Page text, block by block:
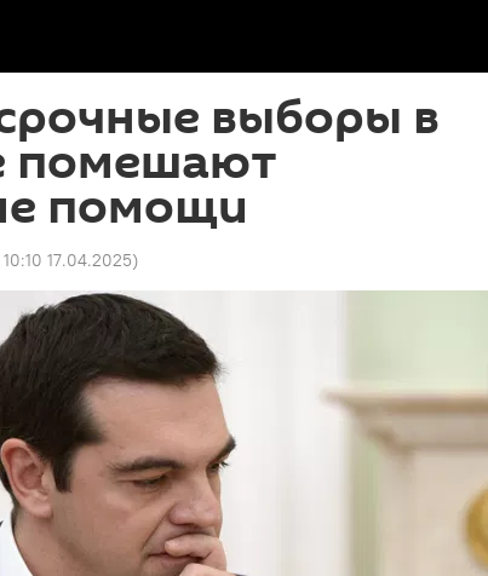
выборы в
помешают
помощи
10:10 17.04.2025)